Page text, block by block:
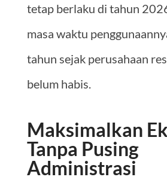
tetap berlaku di tahun
masa waktu
tahun sejak perusahaan
belum habis.
Maksimalkan
Tanpa Pusing
Administrasi